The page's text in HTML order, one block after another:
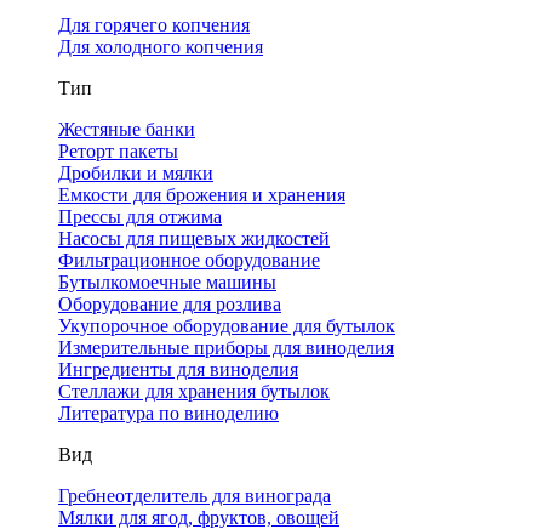
Для горячего копчения
Для холодного копчения
Тип
Жестяные банки
Реторт пакеты
Дробилки и мялки
Емкости для брожения и хранения
Прессы для отжима
Насосы для пищевых жидкостей
Фильтрационное оборудование
Бутылкомоечные машины
Оборудование для розлива
Укупорочное оборудование для бутылок
Измерительные приборы для виноделия
Ингредиенты для виноделия
Стеллажи для хранения бутылок
Литература по виноделию
Вид
Гребнеотделитель для винограда
Мялки для ягод, фруктов, овощей